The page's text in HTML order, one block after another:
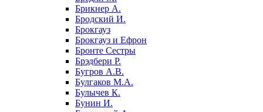
Брикнер А.
Бродский И.
Брокгауз
Брокгауз и Ефрон
Бронте Сестры
Брэдбери Р.
Бугров А.В.
Булгаков М.А.
Булычев К.
Бунин И.